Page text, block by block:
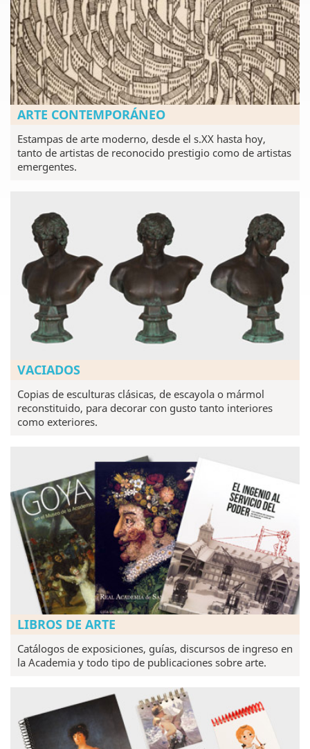
ARTE CONTEMPORÁNEO
Estampas de arte moderno, desde el s.XX hasta hoy,
tanto de artistas de reconocido prestigio como de artistas
emergentes.
VACIADOS
Copias de esculturas clásicas, de escayola o mármol
reconstituido, para decorar con gusto tanto interiores
como exteriores.
LIBROS DE ARTE
Catálogos de exposiciones, guías, discursos de ingreso en
la Academia y todo tipo de publicaciones sobre arte.